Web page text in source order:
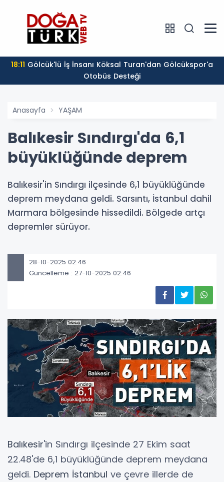
18:11
Otobüs Desteği
Anasayfa YAŞAM
Balıkesir Sındırgı'da 6,1
büyüklüğünde deprem
Balıkesir'in Sındırgı ilçesinde 6,1 büyüklüğünde
deprem meydana geldi. Sarsıntı, İstanbul dahil
Marmara bölgesinde hissedildi. Bölgede artçı
depremler sürüyor.
28-10-2025 02:46
Güncelleme : 27-10-2025 02:46
Balıkesir'in Sındırgı ilçesinde 27 Ekim saat
22.48'de 6,1 büyüklüğünde deprem meydana
geldi. Deprem İstanbul ve çevre illerde de